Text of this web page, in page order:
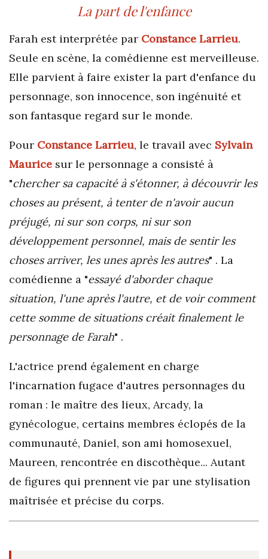
La part de l'enfance
Farah est interprétée par Constance Larrieu.
Seule en scène, la comédienne est merveilleuse.
Elle parvient à faire exister la part d'enfance du
personnage, son innocence, son ingénuité et
son fantasque regard sur le monde.
Pour Constance Larrieu, le travail avec Sylvain
Maurice sur le personnage a consisté à
"chercher sa capacité à s'étonner, à découvrir les
choses au présent, à tenter de n'avoir aucun
préjugé, ni sur son corps, ni sur son
développement personnel, mais de sentir les
choses arriver, les unes après les autres" . La
comédienne a "essayé d'aborder chaque
situation, l'une après l'autre, et de voir comment
cette somme de situations créait finalement le
personnage de Farah" .
L'actrice prend également en charge
l'incarnation fugace d'autres personnages du
roman : le maître des lieux, Arcady, la
gynécologue, certains membres éclopés de la
communauté, Daniel, son ami homosexuel,
Maureen, rencontrée en discothèque... Autant
de figures qui prennent vie par une stylisation
maîtrisée et précise du corps.